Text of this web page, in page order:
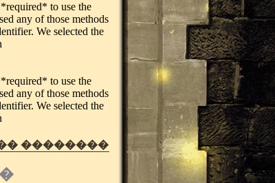
to use the
any of those methods
We selected the
to use the
any of those methods
We selected the
��������